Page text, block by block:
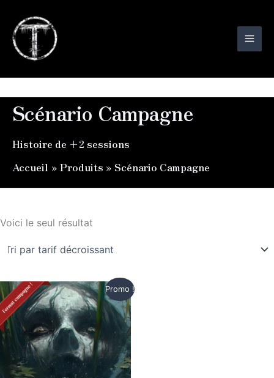
contenu
Scénario Campagne
Histoire de +2 sessions
Accueil
Produits Scénario Campagne
Voici le seul résultat
Promo !
Plage
de
prix :
8,00 €
à
35,00 €